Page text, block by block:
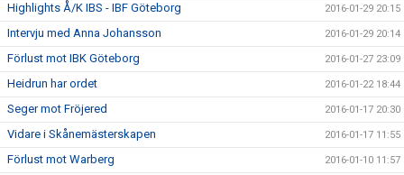
Highlights Å/K IBS - IBF Göteborg 2016-01-29 20:15
Intervju med Anna Johansson 2016-01-29 20:14
Förlust mot IBK Göteborg 2016-01-27 23:09
Heidrun har ordet 2016-01-22 18:44
Seger mot Fröjered 2016-01-17 20:30
Vidare i Skånemästerskapen 2016-01-17 11:55
Förlust mot Warberg 2016-01-10 11:57